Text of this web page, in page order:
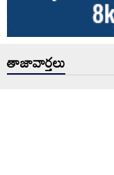
తాజావార్తలు